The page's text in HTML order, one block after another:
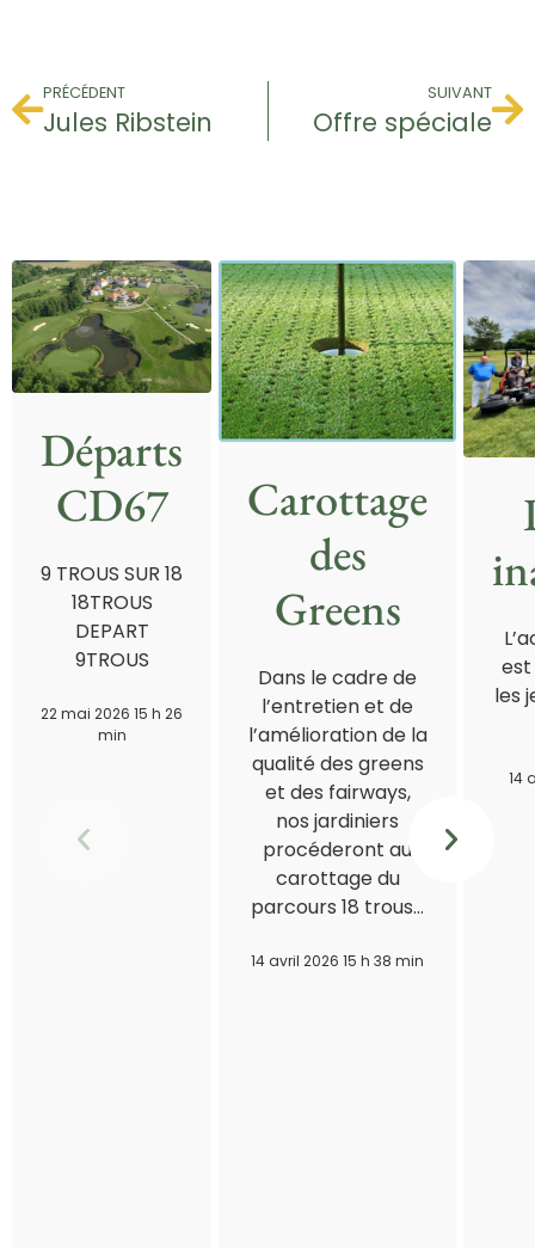
PRÉCÉDENT
Jules Ribstein
SUIVANT
Offre spéciale
Départs
CD67
9 TROUS SUR 18
18TROUS
DEPART
9TROUS
22 mai 2026 15 h 26
min
Carottage
des
Greens
Dans le cadre de
l’entretien et de
l’amélioration de la
qualité des greens
et des fairways,
nos jardiniers
procéderont au
carottage du
parcours 18 trous…
14 avril 2026 15 h 38 min
est
les
14